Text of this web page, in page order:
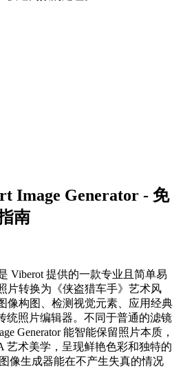
Image Generator - 免
南
Viberot 提供的一款专业且简单易
片转换为《侠盗猎车手》艺术风
像构图、检测视觉元素、应用经典
统照片编辑器。不同于普通的滤镜
Generator 能智能保留照片本质，
艺术美学，呈现鲜艳色彩和独特的
像生成器能在不产生失真的情况